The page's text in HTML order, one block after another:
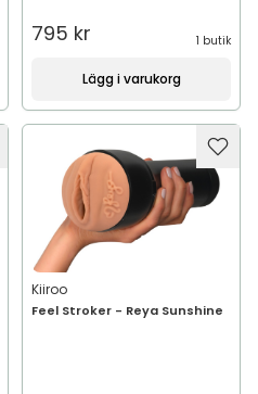
795 kr 1 butik
Lägg i varukorg
Kiiroo
Feel Stroker - Reya Sunshine